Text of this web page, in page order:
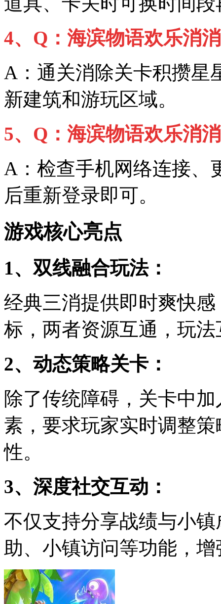
4、Q：海滨物语欢乐消
A：通关消除关卡积攒星
新建筑和游玩区域。
5、Q：海滨物语欢乐消
A：检查手机网络连接、
后重新登录即可。
游戏核心亮点
1、双线融合玩法：
经典三消提供即时爽快
标，两者资源互通，玩
2、动态策略关卡：
除了传统障碍，关卡中
素，要求玩家实时调整
性。
3、深度社交互动：
不仅支持分享战绩与小
助、小镇访问等功能，